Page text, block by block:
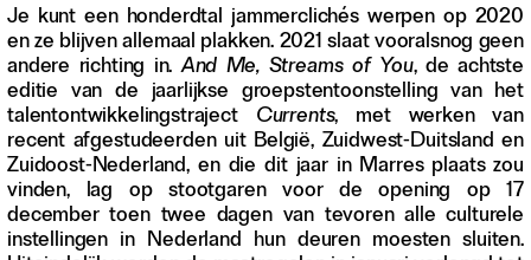
Aanmelden
Abonneren
Adverteren
Nieuwsbrief
Over GLEAN
Contact
Waar is GLEAN te koop
Privacy
Je kunt een honderdtal jammerclichés werpen op 2020
en ze blijven allemaal plakken. 2021 slaat vooralsnog geen
andere richting in.And Me, Streams of You, de achtste
editie van de jaarlijkse groepstentoonstelling van het
talentontwikkelingstraject Currents, met werken van
recent afgestudeerden uit België, Zuidwest-Duitsland en
Zuidoost-Nederland, en die dit jaar in Marres plaats zou
vinden, lag op stootgaren voor de opening op 17
december toen twee dagen van tevoren alle culturele
instellingen in Nederland hun deuren moesten sluiten.